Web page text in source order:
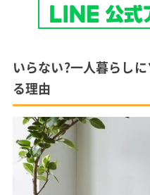
いらない?一人暮らし
る理由